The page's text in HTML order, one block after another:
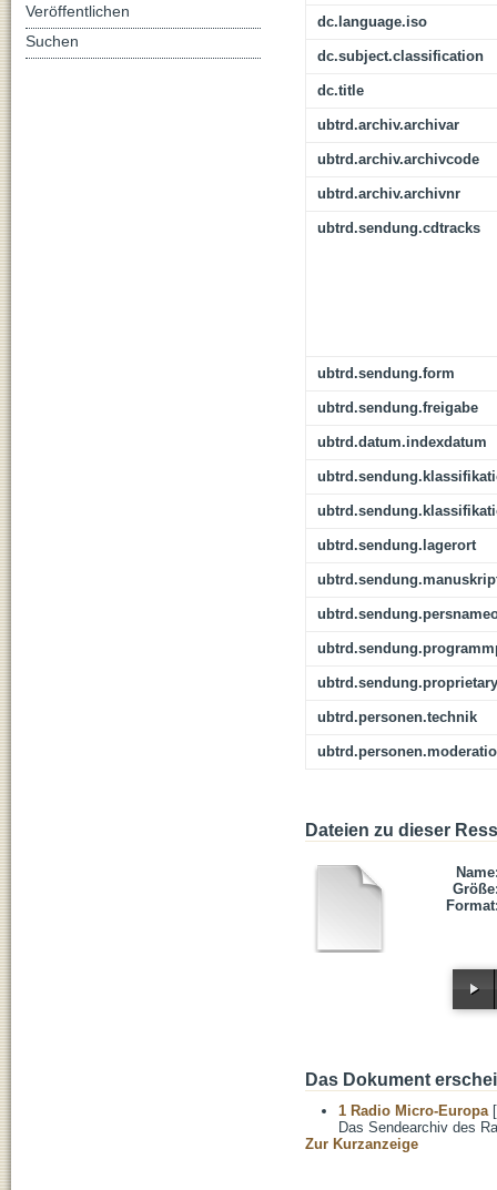
dc.language.iso
dc.subject.classification
dc.title
ubtrd.archiv.archivar
ubtrd.archiv.archivcode
ubtrd.archiv.archivnr
ubtrd.sendung.cdtracks
ubtrd.sendung.form
ubtrd.sendung.freigabe
ubtrd.datum.indexdatum
ubtrd.sendung.lagerort
ubtrd.sendung.proprietary
ubtrd.personen.technik
Dateien zu dieser
Das Dokument
1 Radio Micro-Europa
Das Sendearchiv des
Zur Kurzanzeige
Veröffentlichen
Suchen